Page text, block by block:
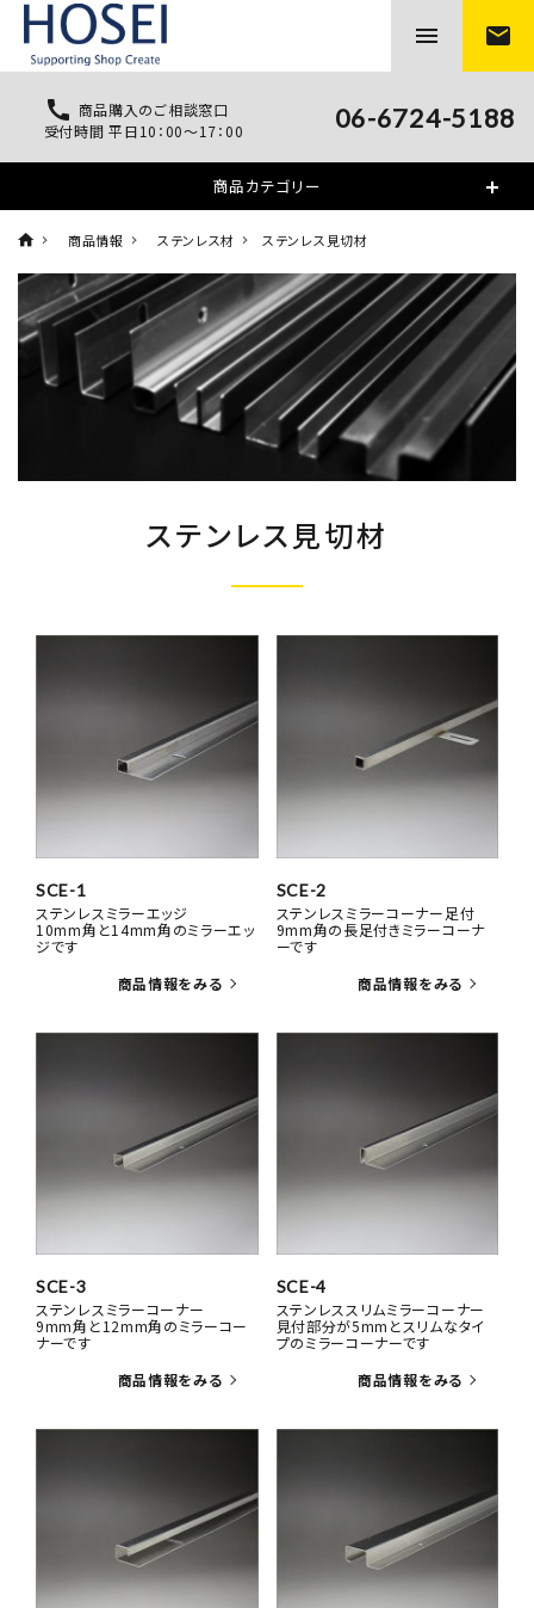
menu mail
call 商品購入のご相談窓口
受付時間 平日10：00～17：00
06-6724-5188
商品カテゴリー
商品情報 ステンレス材 ステンレス見切材
ステンレス見切材
SCE-1
ステンレスミラーエッジ
10mm角と14mm角のミラーエッ
ジです
SCE-2
ステンレスミラーコーナー足付
9mm角の長足付きミラーコーナ
ーです
SCE-3
ステンレスミラーコーナー
9mm角と12mm角のミラーコー
ナーです
SCE-4
ステンレススリムミラーコーナー
見付部分が5mmとスリムなタイ
プのミラーコーナーです